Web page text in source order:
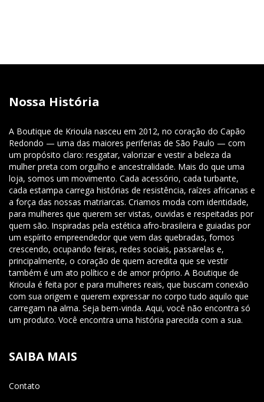
Nossa História
A Boutique de Krioula nasceu em 2012, no coração do Capão
Redondo — uma das maiores periferias de São Paulo — com
um propósito claro: resgatar, valorizar e vestir a beleza da
mulher preta com orgulho e ancestralidade. Mais do que uma
loja, somos um movimento. Cada acessório, cada turbante,
cada estampa carrega histórias de resistência, raízes africanas e
a força das nossas matriarcas. Criamos moda com identidade,
para mulheres que querem ser vistas, ouvidas e respeitadas por
quem são. Inspiradas pela estética afro-brasileira e guiadas por
um espírito empreendedor que vem das quebradas, fomos
crescendo, ocupando feiras, redes sociais, passarelas e,
principalmente, o coração de quem acredita que se vestir
também é um ato político e de amor próprio. A Boutique de
Krioula é feita por e para mulheres reais, que buscam conexão
com sua origem e querem expressar no corpo tudo aquilo que
carregam na alma. Seja bem-vinda. Aqui, você não encontra só
um produto. Você encontra uma história parecida com a sua.
SAIBA MAIS
Contato